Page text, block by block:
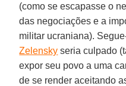
(como se escapasse o
das negociações e a
militar ucraniana).
Zelensky seria culpado
expor seu povo a uma
de se render aceitando